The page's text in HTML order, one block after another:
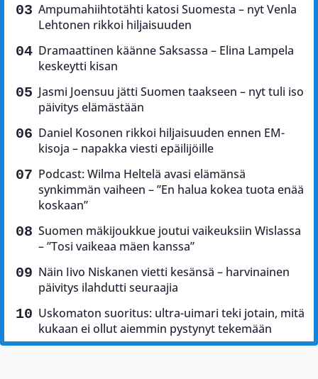
Ampumahiihtotähti katosi Suomesta – nyt Venla
Lehtonen rikkoi hiljaisuuden
Dramaattinen käänne Saksassa – Elina Lampela
keskeytti kisan
Jasmi Joensuu jätti Suomen taakseen – nyt tuli iso
päivitys elämästään
Daniel Kosonen rikkoi hiljaisuuden ennen EM-
kisoja – napakka viesti epäilijöille
Podcast: Wilma Heltelä avasi elämänsä
synkimmän vaiheen – ”En halua kokea tuota enää
koskaan”
Suomen mäkijoukkue joutui vaikeuksiin Wislassa
– ”Tosi vaikeaa mäen kanssa”
Näin Iivo Niskanen vietti kesänsä – harvinainen
päivitys ilahdutti seuraajia
Uskomaton suoritus: ultra-uimari teki jotain, mitä
kukaan ei ollut aiemmin pystynyt tekemään